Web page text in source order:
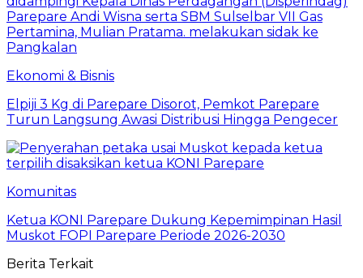
Ekonomi & Bisnis
Elpiji 3 Kg di Parepare Disorot, Pemkot Parepare
Turun Langsung Awasi Distribusi Hingga Pengecer
Komunitas
Ketua KONI Parepare Dukung Kepemimpinan Hasil
Muskot FOPI Parepare Periode 2026-2030
Berita Terkait